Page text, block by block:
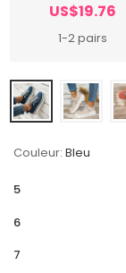
US$19.76
1-2 pairs
Couleur: Bleu
5
6
7